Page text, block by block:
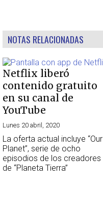
NOTAS RELACIONADAS
Netflix liberó
contenido gratuito
en su canal de
YouTube
Lunes 20 abril, 2020
La oferta actual incluye “Our
Planet”, serie de ocho
episodios de los creadores
de “Planeta Tierra”